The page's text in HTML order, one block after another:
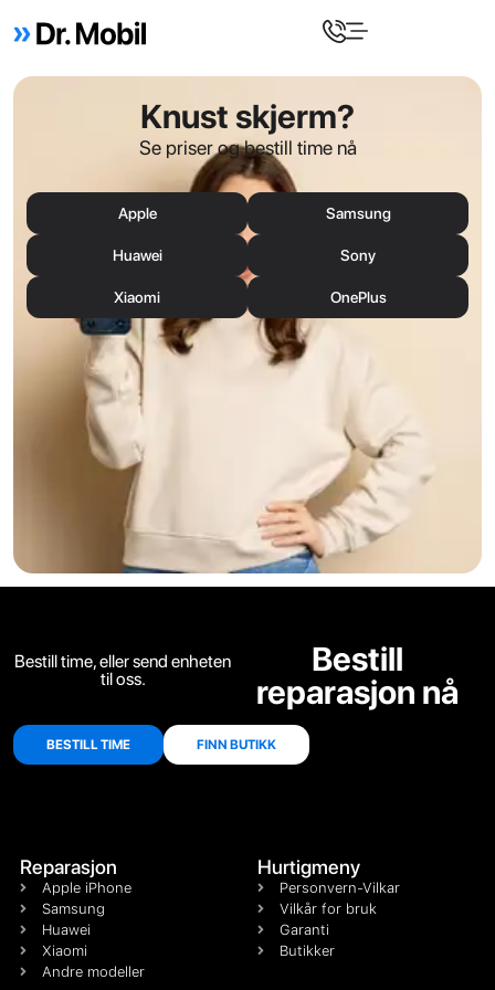
Knust skjerm?
Se priser og bestill time nå
Apple Samsung
Huawei Sony
Xiaomi OnePlus
Bestill time, eller send enheten
til oss.
Bestill
reparasjon nå
BESTILL TIME FINN BUTIKK
Reparasjon
Apple iPhone
Samsung
Huawei
Xiaomi
Andre modeller
Hurtigmeny
Personvern-Vilkar
Vilkår for bruk
Garanti
Butikker